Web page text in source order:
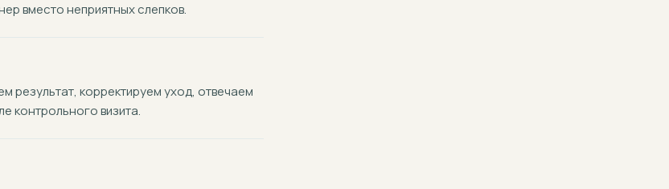
вместо неприятных слепков.
результат, корректируем уход, отвечаем
контрольного визита.